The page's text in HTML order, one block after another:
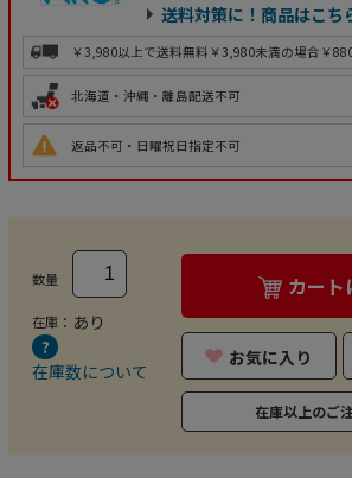
送料対策に！商品はこち
￥3,980以上で送料無料 ￥3,980未満の場合￥
北海道・沖縄・離島配送不可
返品不可・日曜祝日指定不可
数量
在庫： あり
在庫数について
カート
お気に入り
在庫以上のご